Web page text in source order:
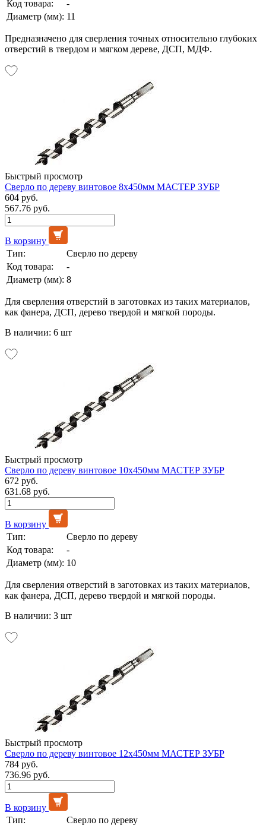
Код товара:
-
Диаметр (мм): 11
Предназначено для сверления точных относительно глубоких
отверстий в твердом и мягком дереве, ДСП, МДФ.
Быстрый просмотр
Сверло по дереву винтовое 8х450мм МАСТЕР ЗУБР
604 руб.
567.76 руб.
В корзину
Тип:
Сверло по дереву
Код товара:
-
Диаметр (мм): 8
Для сверления отверстий в заготовках из таких материалов,
как фанера, ДСП, дерево твердой и мягкой породы.
В наличии: 6 шт
Быстрый просмотр
Сверло по дереву винтовое 10х450мм МАСТЕР ЗУБР
672 руб.
631.68 руб.
В корзину
Тип:
Сверло по дереву
Код товара:
-
Диаметр (мм): 10
Для сверления отверстий в заготовках из таких материалов,
как фанера, ДСП, дерево твердой и мягкой породы.
В наличии: 3 шт
Быстрый просмотр
Сверло по дереву винтовое 12х450мм МАСТЕР ЗУБР
784 руб.
736.96 руб.
В корзину
Тип:
Сверло по дереву